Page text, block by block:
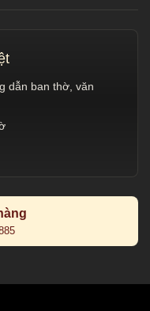
dẫn ban thờ, văn